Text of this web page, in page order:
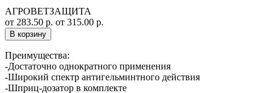
АГРОВЕТЗАЩИТА
от 283.50 р. от 315.00 р.
В корзину
Преимущества:
-Достаточно однократного применения
-Широкий спектр антигельминтного действия
-Шприц-дозатор в комплекте